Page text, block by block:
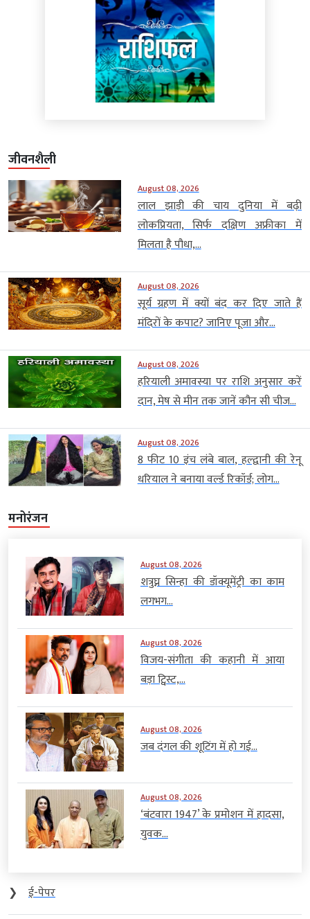
जीवनशैली
August 08, 2026
लाल झाड़ी की चाय दुनिया में बढ़ी
लोकप्रियता, सिर्फ दक्षिण अफ्रीका में
मिलता है पौधा,...
August 08, 2026
सूर्य ग्रहण में क्यों बंद कर दिए जाते हैं
मंदिरों के कपाट? जानिए पूजा और...
August 08, 2026
हरियाली अमावस्या पर राशि अनुसार करें
दान, मेष से मीन तक जानें कौन सी चीज...
August 08, 2026
8 फीट 10 इंच लंबे बाल, हल्द्वानी की रेनू
धरियाल ने बनाया वर्ल्ड रिकॉर्ड; लोग...
मनोरंजन
August 08, 2026
शत्रुघ्न सिन्हा की डॉक्यूमेंट्री का काम
लगभग...
August 08, 2026
विजय-संगीता की कहानी में आया
बड़ा ट्विस्ट,...
August 08, 2026
जब दंगल की शूटिंग में हो गई...
August 08, 2026
‘बंटवारा 1947’ के प्रमोशन में हादसा,
युवक...
❯
ई-पेपर